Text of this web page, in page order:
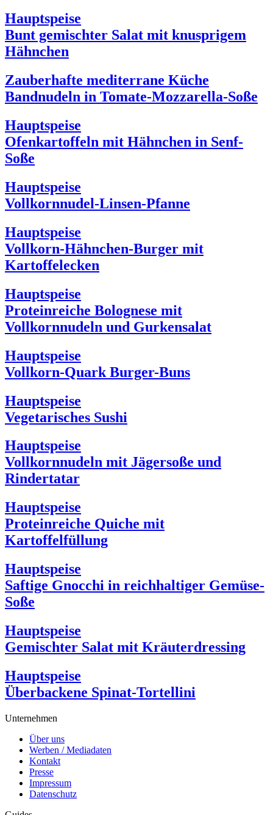
Hauptspeise
Bunt gemischter Salat mit knusprigem
Hähnchen
Zauberhafte mediterrane Küche
Bandnudeln in Tomate-Mozzarella-Soße
Hauptspeise
Ofenkartoffeln mit Hähnchen in Senf-
Soße
Hauptspeise
Vollkornnudel-Linsen-Pfanne
Hauptspeise
Vollkorn-Hähnchen-Burger mit
Kartoffelecken
Hauptspeise
Proteinreiche Bolognese mit
Vollkornnudeln und Gurkensalat
Hauptspeise
Vollkorn-Quark Burger-Buns
Hauptspeise
Vegetarisches Sushi
Hauptspeise
Vollkornnudeln mit Jägersoße und
Rindertatar
Hauptspeise
Proteinreiche Quiche mit
Kartoffelfüllung
Hauptspeise
Saftige Gnocchi in reichhaltiger Gemüse-
Soße
Hauptspeise
Gemischter Salat mit Kräuterdressing
Hauptspeise
Überbackene Spinat-Tortellini
Unternehmen
Über uns
Werben / Mediadaten
Kontakt
Presse
Impressum
Datenschutz